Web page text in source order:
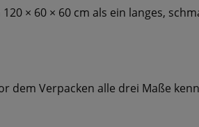
× 60 × 60 cm als ein langes,
dem Verpacken alle drei Maße